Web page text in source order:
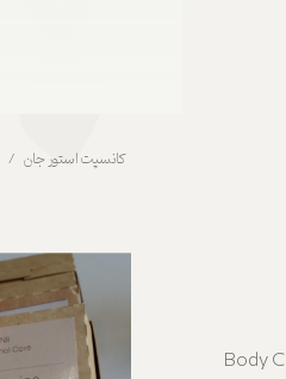
کانسپت استور جان